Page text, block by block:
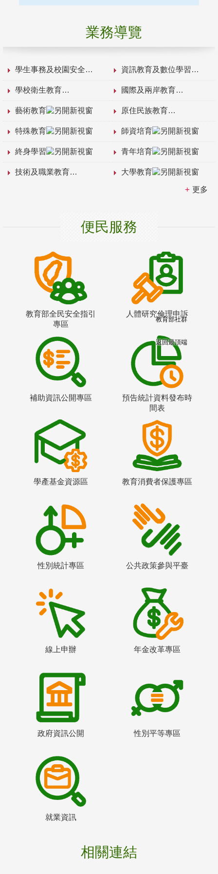
業務導覽
學生事務及校園安全 資訊教育及數位學習
學校衛生教育 國際及兩岸教育
藝術教育 原住民族教育
特殊教育 師資培育
終身學習 青年培育
技術及職業教育 大學教育
更多
便民服務
教育部全民安全指引
專區
人體研究倫理申訴
補助資訊公開專區
預告統計資料發布時
間表
學產基金資源區 教育消費者保護專區
性別統計專區 公共政策參與平臺
線上申辦 年金改革專區
政府資訊公開 性別平等專區
就業資訊
相關連結
教育部社群
返回最頂端